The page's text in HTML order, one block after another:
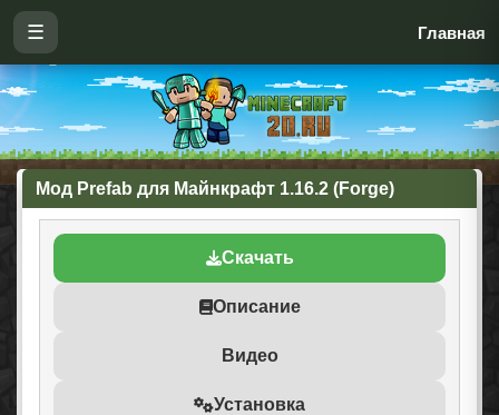
☰ Главная
Мод Prefab для Майнкрафт 1.16.2 (Forge)
Скачать
Описание
Видео
Установка